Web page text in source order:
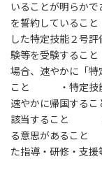
いることが明らか
を誓約しているこ
した特定技能２号
験等を受験するこ
場合、速やかに「特
こと ・特定技能
速やかに帰国する
該当すること ・
る意思があること
た指導・研修・支